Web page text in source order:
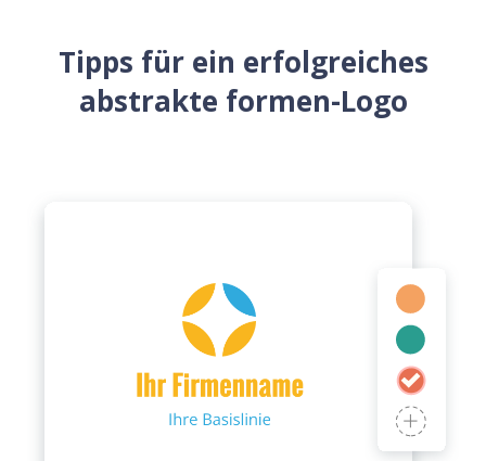
Tipps für ein erfolgreiches
abstrakte formen-Logo